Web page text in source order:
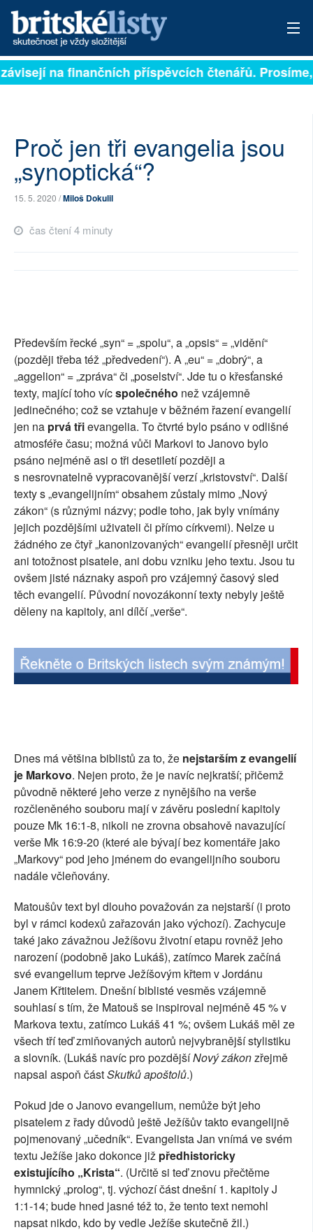
PŘIHLÁSIT
ARCHIV
ROZHOVORY
TÉMATA
NEJČTENĚJŠÍ ZA 7 DNÍ
RUBRIKY
PLNÁ VERZE STRÁNEK
na finančních příspěvcích čtenářů. Prosíme,
Proč jen tři evangelia jsou
„synoptická“?
15. 5. 2020 /Miloš Dokulil
čas čtení 4 minuty
Především řecké „syn“ = „spolu“, a „opsis“ = „vidění“
(později třeba též „předvedení“). A „eu“ = „dobrý“, a
„aggelion“ = „zpráva“ či „poselství“. Jde tu o křesťanské
texty, mající toho vícspolečného než vzájemně
jedinečného; což se vztahuje v běžném řazení evangelií
jen na prvá třievangelia. To čtvrté bylo psáno v odlišné
atmosféře času; možná vůči Markovi to Janovo bylo
psáno nejméně asi o tři desetiletí později a
s nesrovnatelně vypracovanější verzí „kristovství“. Další
texty s „evangelijním“ obsahem zůstaly mimo „Nový
zákon“ (s různými názvy; podle toho, jak byly vnímány
jejich pozdějšími uživateli či přímo církvemi). Nelze u
žádného ze čtyř „kanonizovaných“ evangelií přesněji určit
ani totožnost pisatele, ani dobu vzniku jeho textu. Jsou tu
ovšem jisté náznaky aspoň pro vzájemný časový sled
těch evangelií. Původní novozákonní texty nebyly ještě
děleny na kapitoly, ani dílčí „verše“.
Dnes má většina biblistů za to, že nejstarším z evangelií
je Markovo. Nejen proto, že je navíc nejkratší; přičemž
původně některé jeho verze z nynějšího na verše
rozčleněného souboru mají v závěru poslední kapitoly
pouze Mk 16:1-8, nikoli ne zrovna obsahově navazující
verše Mk 16:9-20 (které ale bývají bez komentáře jako
„Markovy“ pod jeho jménem do evangelijního souboru
nadále včleňovány.
Matoušův text byl dlouho považován za nejstarší (i proto
byl v rámci kodexů zařazován jako výchozí). Zachycuje
také jako závažnou Ježíšovu životní etapu rovněž jeho
narození (podobně jako Lukáš), zatímco Marek začíná
své evangelium teprve Ježíšovým křtem v Jordánu
Janem Křtitelem. Dnešní biblisté vesměs vzájemně
souhlasí s tím, že Matouš se inspiroval nejméně 45 % v
Markova textu, zatímco Lukáš 41 %; ovšem Lukáš měl ze
všech tří teď zmiňovaných autorů nejvybranější stylistiku
a slovník. (Lukáš navíc pro pozdějšíNový zákonzřejmě
napsal aspoň částSkutků apoštolů.)
Pokud jde o Janovo evangelium, nemůže být jeho
pisatelem z řady důvodů ještě Ježíšův takto evangelijně
pojmenovaný „učedník“. Evangelista Jan vnímá ve svém
textu Ježíše jako dokonce již předhistoricky
existujícího „Krista“. (Určitě si teď znovu přečtěme
hymnický „prolog“, tj. výchozí část dnešní 1. kapitoly J
1:1-14; bude hned jasné též to, že tento text nemohl
napsat nikdo, kdo by vedle Ježíše skutečně žil.)